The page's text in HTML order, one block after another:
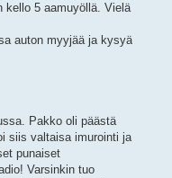
kello 5 aamuyöllä. Vielä
auton myyjää ja kysyä
Pakko oli päästä
siis valtaisa imurointi ja
punaiset
Varsinkin tuo